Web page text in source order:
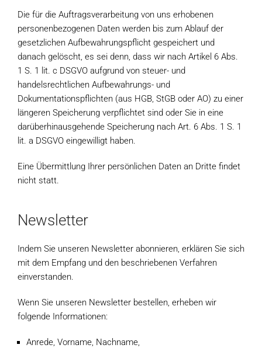
Die für die Auftragsverarbeitung von uns erhobenen
personenbezogenen Daten werden bis zum Ablauf der
gesetzlichen Aufbewahrungspflicht gespeichert und
danach gelöscht, es sei denn, dass wir nach Artikel 6 Abs.
1 S. 1 lit. c DSGVO aufgrund von steuer- und
handelsrechtlichen Aufbewahrungs- und
Dokumentationspflichten (aus HGB, StGB oder AO) zu einer
längeren Speicherung verpflichtet sind oder Sie in eine
darüberhinausgehende Speicherung nach Art. 6 Abs. 1 S. 1
lit. a DSGVO eingewilligt haben.
Eine Übermittlung Ihrer persönlichen Daten an Dritte findet
nicht statt.
Newsletter
Indem Sie unseren Newsletter abonnieren, erklären Sie sich
mit dem Empfang und den beschriebenen Verfahren
einverstanden.
Wenn Sie unseren Newsletter bestellen, erheben wir
folgende Informationen:
Anrede, Vorname, Nachname,